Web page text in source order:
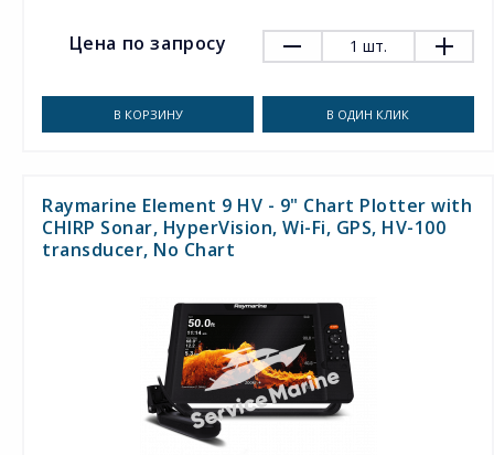
Цена по запросу 1 шт.
В КОРЗИНУ В ОДИН КЛИК
Raymarine Element 9 HV - 9" Chart Plotter with
CHIRP Sonar, HyperVision, Wi-Fi, GPS, HV-100
transducer, No Chart